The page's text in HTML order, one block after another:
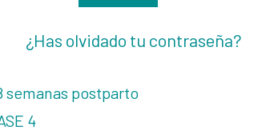
¿Has olvidado tu contraseña?
semanas postparto
4